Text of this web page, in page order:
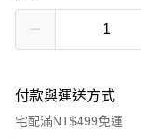
付款與運送方式
宅配滿NT$499免運